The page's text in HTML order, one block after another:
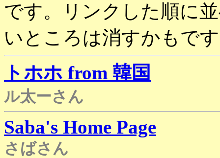
です。リンクした順に
いところは消すかもで
トホホ from 韓国
ル太ーさん
Saba's Home Page
さばさん